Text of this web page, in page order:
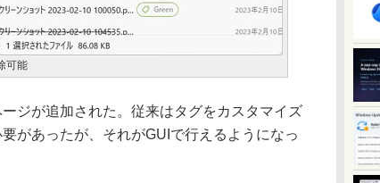
可能
ジが追加された。従来はタグをカスタマイズ
があったが、それがGUIで行えるようになっ